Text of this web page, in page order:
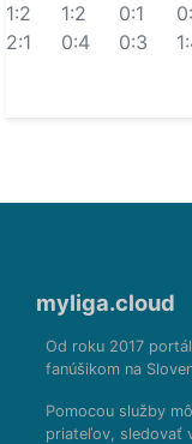
1:2
2:1
1:2
0:4
0:1
0:3
myliga.cloud
Od roku 2017
fanúšikom na
Pomocou služby
priateľov, sledovať